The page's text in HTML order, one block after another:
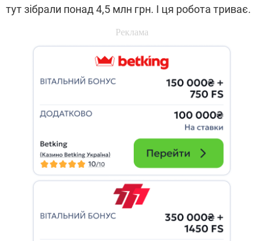
тут зібрали понад 4,5 млн грн. І ця робота триває.